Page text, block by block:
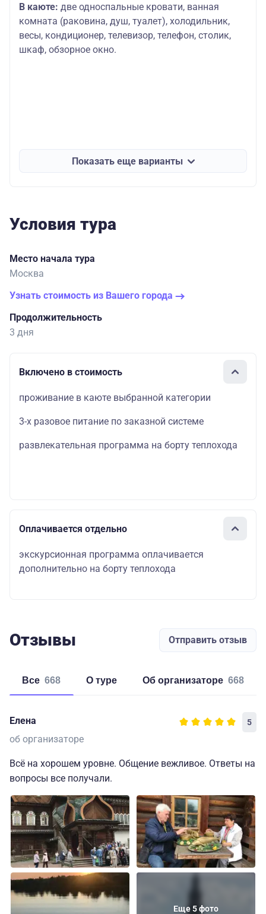
В каюте: две односпальные кровати, ванная
комната (раковина, душ, туалет), холодильник,
весы, кондиционер, телевизор, телефон, столик,
шкаф, обзорное окно.
Показать еще варианты
Условия тура
Место начала тура
Москва
Узнать стоимость из Вашего города
Продолжительность
3 дня
Включено в стоимость
проживание в каюте выбранной категории
3-х разовое питание по заказной системе
развлекательная программа на борту теплохода
Оплачивается отдельно
экскурсионная программа оплачивается
дополнительно на борту теплохода
Отзывы Отправить отзыв
Все 668 о туре об организаторе 668
Елена 5
об организаторе
Всё на хорошем уровне. Общение вежливое. Ответы на
вопросы все получали.
Еще 5 фото